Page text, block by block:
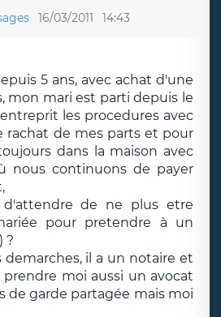
16/03/2011 14:43
5 ans, avec achat d'une
mon mari est parti depuis le
entreprit les procedures avec
rachat de mes parts et pour
dans la maison avec
nous continuons de payer
d'attendre de ne plus etre
pour pretendre à un
?
il a un notaire et
prendre moi aussi un avocat
de garde partagée mais moi